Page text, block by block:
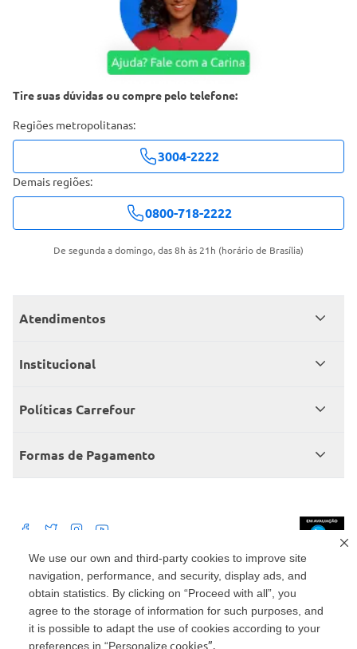
We use our own and third-party cookies to improve site
navigation, performance, and security, display ads, and
obtain statistics. By clicking on “Proceed with all”, you
agree to the storage of information for such purposes, and
it is possible to adapt the use of cookies according to your
preferences in “Personalize cookies”.
Tire suas dúvidas ou compre pelo telefone:
Regiões metropolitanas:
3004-2222
Demais regiões:
0800-718-2222
De segunda a domingo, das 8h às 21h (horário de Brasília)
Atendimentos
Meus pedidos
Consumidor.gov
Institucional
Grupo Carrefour Brasil
Produtos Carrefour
Políticas Carrefour
Políticas de entregas
Políticas de trocas e devoluções
Formas de Pagamento
Mercado: Carrefour Comércio e Indústrias Ltda Via de Acesso Norte, Km 38,
nº 420, Empresarial Gato Preto, Cajamar - SP | CEP 07789-100 | CNPJ:
45.543.915/0846-95
Drogaria: Carrefour Comercio e Industria Ltda: Avenida das Nações Unidas,
15187, Loja 104/105/106 Bloco A Setor 1 - Vila Gertrudes, São Paulo, SP |
CEP 04794-000 | CNPJ: 45.543.915/0736-50